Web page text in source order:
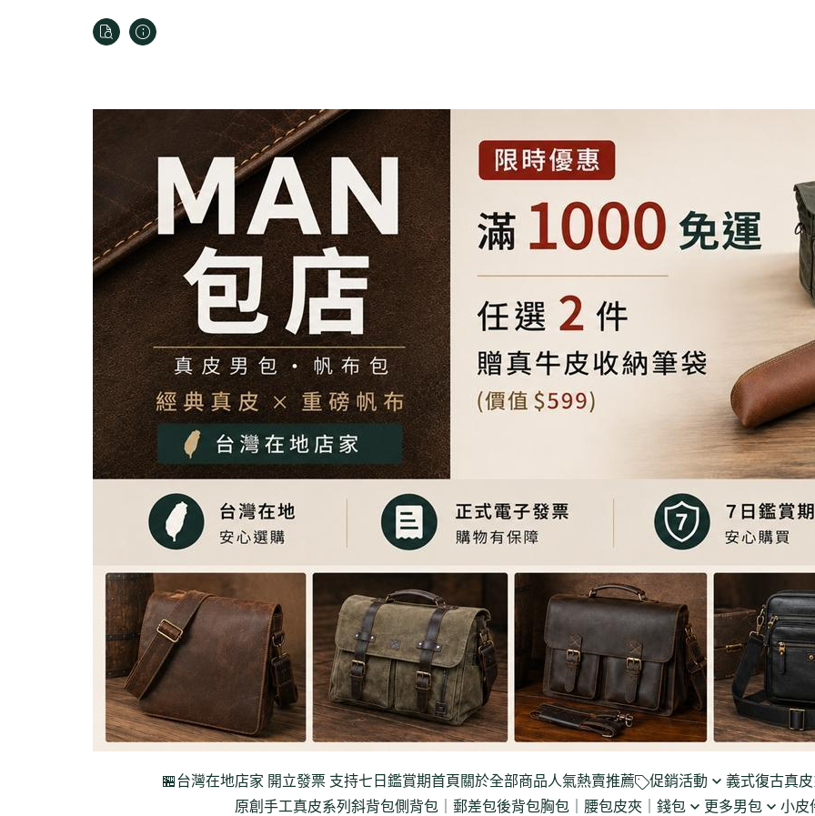
🏪台灣在地店家 開立發票 支持七日鑑賞期首頁 關於全部商品人氣熱賣推薦 促銷活動
義式復古真
原創手工真皮系列 斜背包側背包｜郵差包後背包胸包｜腰包皮夾｜錢包 更多男包 小皮